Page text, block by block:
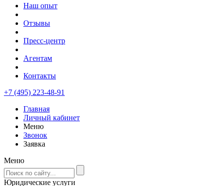
Наш опыт
Отзывы
Пресс-центр
Агентам
Контакты
+7 (495) 223-48-91
Главная
Личный кабинет
Меню
Звонок
Заявка
Меню
Юридические услуги